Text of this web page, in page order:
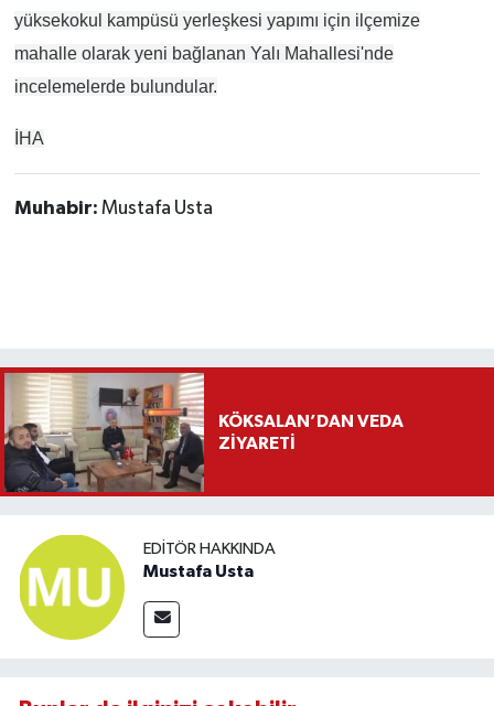
yüksekokul kampüsü yerleşkesi yapımı için ilçemize
mahalle olarak yeni bağlanan Yalı Mahallesi'nde
incelemelerde bulundular.
İHA
Muhabir: Mustafa Usta
KÖKSALAN’DAN VEDA
ZİYARETİ
EDITÖR HAKKINDA
Mustafa Usta